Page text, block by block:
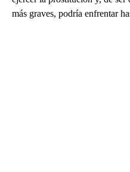
más graves, podría enfrentar